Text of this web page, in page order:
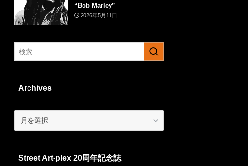
“Bob Marley”
2026年5月11日
Archives
Street Art-plex 20周年記念誌